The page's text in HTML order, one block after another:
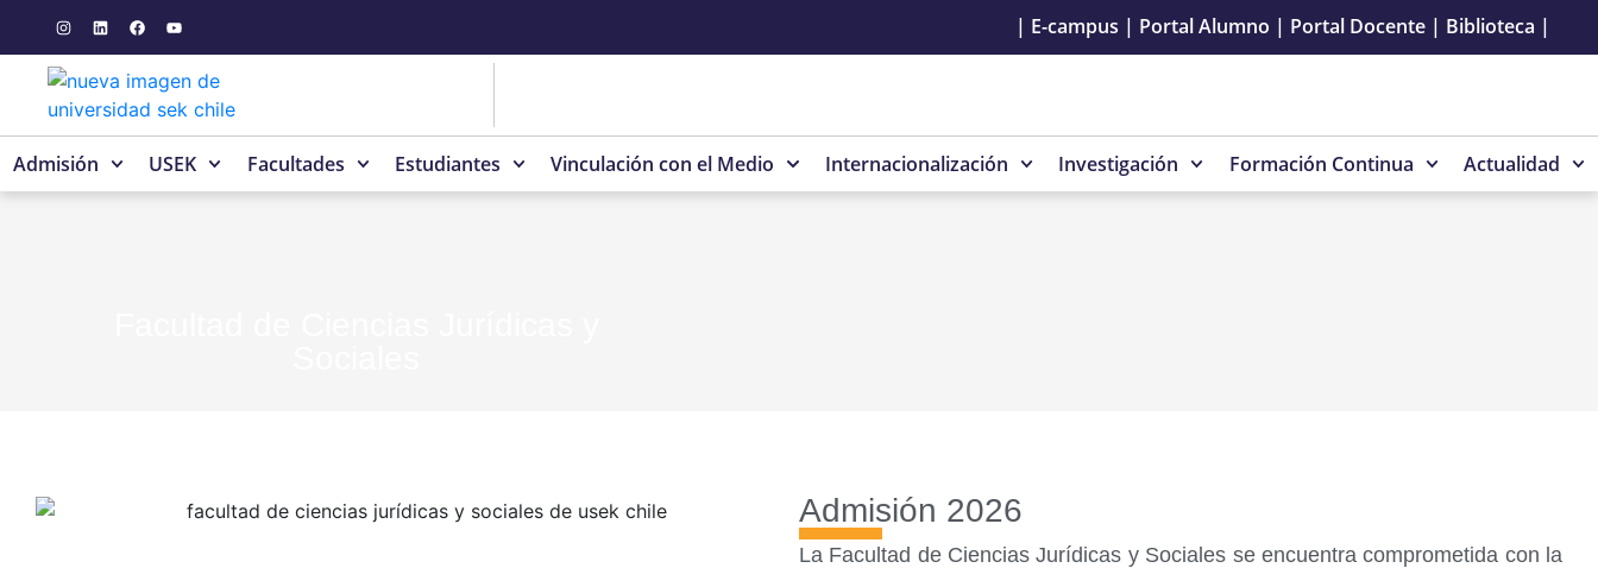
| E-campus | Portal Alumno | Portal Docente | Biblioteca |
Admisión USEK Facultades Estudiantes Vinculación con el Medio Internacionalización Investigación Formación Continua Actualidad
Admisión 2026
La Facultad de Ciencias Jurídicas y Sociales se encuentra comprometida con la